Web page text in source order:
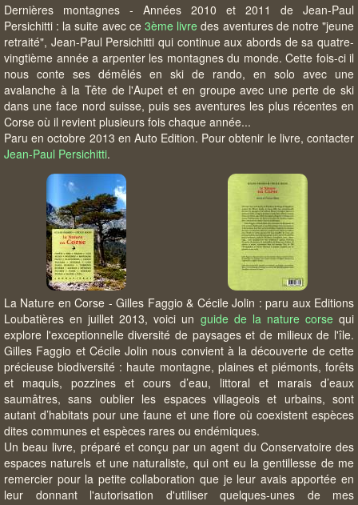
Dernières montagnes - Années 2010 et 2011 de Jean-Paul
Persichitti : la suite avec ce 3ème livre des aventures de notre "jeune
retraité", Jean-Paul Persichitti qui continue aux abords de sa quatre-
vingtième année a arpenter les montagnes du monde. Cette fois-ci il
nous conte ses démêlés en ski de rando, en solo avec une
avalanche à la Tête de l'Aupet et en groupe avec une perte de ski
dans une face nord suisse, puis ses aventures les plus récentes en
Corse où il revient plusieurs fois chaque année...
Paru en octobre 2013 en Auto Edition. Pour obtenir le livre, contacter
Jean-Paul Persichitti.
La Nature en Corse - Gilles Faggio & Cécile Jolin : paru aux Editions
Loubatières en juillet 2013, voici un guide de la nature corsequi
explore l'exceptionnelle diversité de paysages et de milieux de l'île.
Gilles Faggio et Cécile Jolin nous convient à la découverte de cette
précieuse biodiversité : haute montagne, plaines et piémonts, forêts
et maquis, pozzines et cours d’eau, littoral et marais d’eaux
saumâtres, sans oublier les espaces villageois et urbains, sont
autant d’habitats pour une faune et une flore où coexistent espèces
dites communes et espèces rares ou endémiques.
Un beau livre, préparé et conçu par un agent du Conservatoire des
espaces naturels et une naturaliste, qui ont eu la gentillesse de me
remercier pour la petite collaboration que je leur avais apportée en
leur donnant l'autorisation d'utiliser quelques-unes de mes